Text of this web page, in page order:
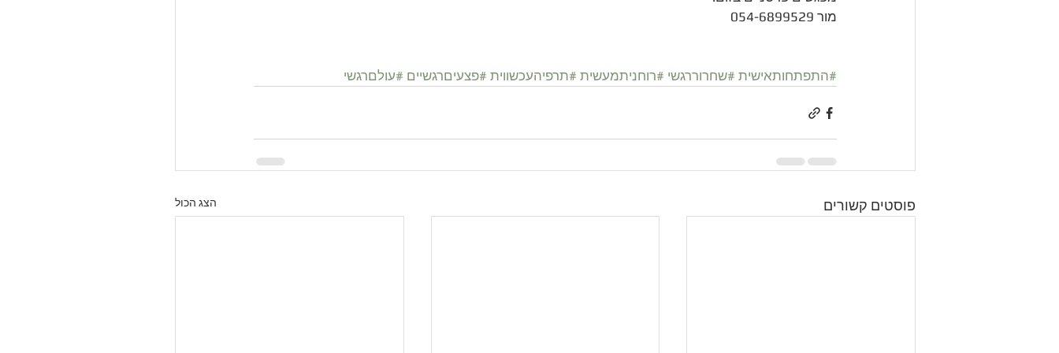
מור 054-6899529
#התפתחותאישית #שחרוררגשי #רוחניתמעשית #תרפיהעכשווית #פצעיםרגשיים #עולםרגשי
פוסטים קשורים הצג הכול